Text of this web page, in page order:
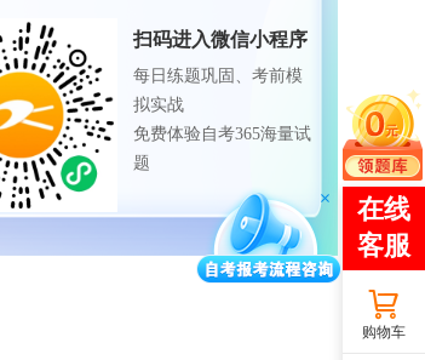
扫码进入微信小程序
每日练题巩固、考前模
拟实战
免费体验自考365海量试
题
购物车